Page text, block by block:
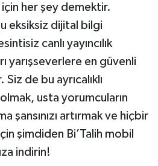
için her şey demektir.
eksiksiz dijital bilgi
canlı yayıncılık
yarışseverlere en güvenli
de bu ayrıcalıklı
usta yorumcuların
şansınızı artırmak ve hiçbir
şimdiden Bi’Talih mobil
indirin!